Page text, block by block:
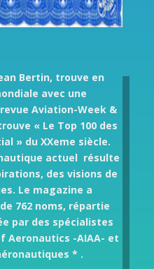
Bertin, trouve en
avec une
Aviation-Week &
« Le Top 100 des
» du XXeme siècle.
actuel résulte
des visions de
Le magazine a
762 noms, répartie
par des spécialistes
Aeronautics -AIAA- et
* .